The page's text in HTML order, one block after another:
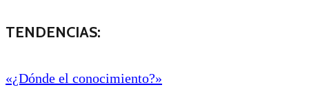
TENDENCIAS:
«¿Dónde el conocimiento?»